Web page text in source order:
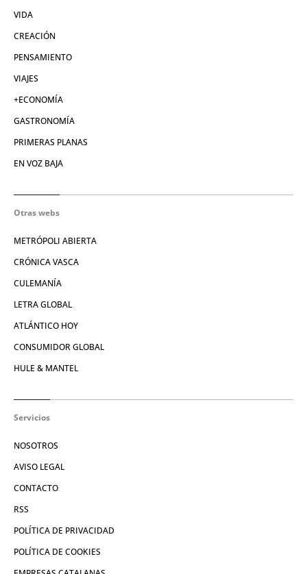
VIDA
CREACIÓN
PENSAMIENTO
VIAJES
+ECONOMÍA
GASTRONOMÍA
PRIMERAS PLANAS
EN VOZ BAJA
Otras webs
METRÓPOLI ABIERTA
CRÓNICA VASCA
CULEMANÍA
LETRA GLOBAL
ATLÁNTICO HOY
CONSUMIDOR GLOBAL
HULE & MANTEL
Servicios
NOSOTROS
AVISO LEGAL
CONTACTO
RSS
POLÍTICA DE PRIVACIDAD
POLÍTICA DE COOKIES